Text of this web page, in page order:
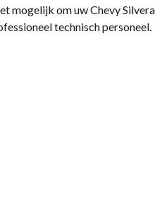
mogelijk om uw Chevy
technisch personeel.